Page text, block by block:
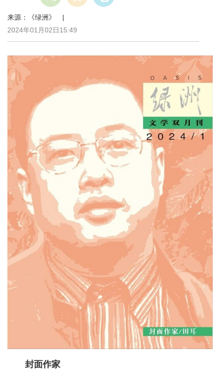
来源：《绿洲》 |
2024年01月02日15:49
封面作家